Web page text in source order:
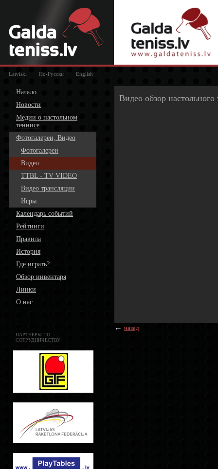
Latviski По-Русски English
Начало
Новости
Медии о настольном
теннисе
Фотогалереи, Видео
Фотогалереи
Видео
TTBL - TV VIDEO
Видео трансляции
Игры
Календарь событий
Рейтинги
Правила
История
Где играть?
Обзор инвентаря
Линки
О нас
ПАРТНЕРЫ ПО
СОТРУДНИЧЕСТВУ
Видео обзор настольного
← назад